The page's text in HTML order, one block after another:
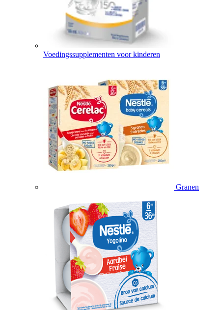
Voedingssupplementen voor kinderen
Granen